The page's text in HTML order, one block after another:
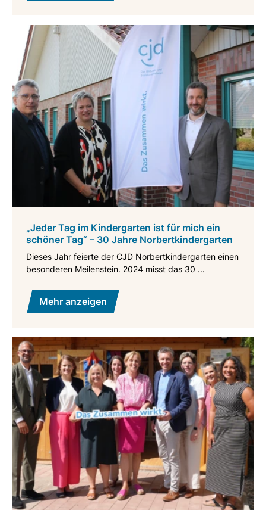
„Jeder Tag im Kindergarten ist für mich ein
schöner Tag“ – 30 Jahre Norbertkindergarten
Dieses Jahr feierte der CJD Norbertkindergarten einen
besonderen Meilenstein. 2024 misst das 30 ...
Mehr anzeigen